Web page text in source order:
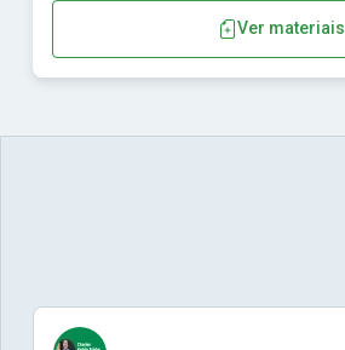
Ver materiais